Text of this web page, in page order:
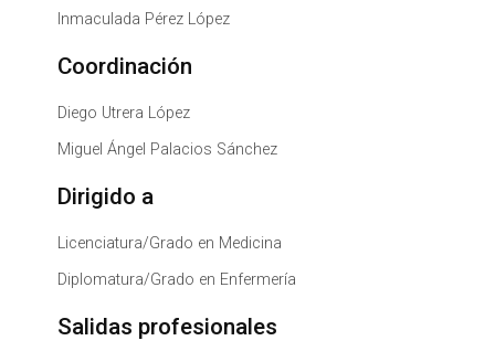
Inmaculada Pérez López
Coordinación
Diego Utrera López
Miguel Ángel Palacios Sánchez
Dirigido a
Licenciatura/Grado en Medicina
Diplomatura/Grado en Enfermería
Salidas profesionales